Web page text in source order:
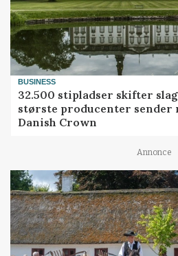
BUSINESS
32.500 stipladser skifter
største producenter sender
Danish Crown
Annonce